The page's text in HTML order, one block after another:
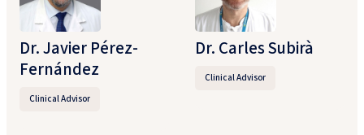
Dr. Javier Pérez-
Fernández
Clinical Advisor
Dr. Carles Subirà
Clinical Advisor​